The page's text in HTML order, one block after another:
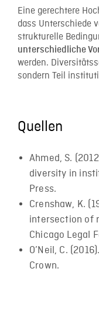
Eine gerechtere
dass Unterschiede
strukturelle
unterschiedliche
werden.
sondern Teil
Quellen
Ahmed, S.
diversity in
Press.
Crenshaw, K.
intersection of
Chicago Legal
O’Neil, C.
Crown.